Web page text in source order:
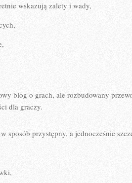
wskazują zalety i wady,
blog o grach, ale rozbudowany
dla graczy.
sposób przystępny, a jednocześnie